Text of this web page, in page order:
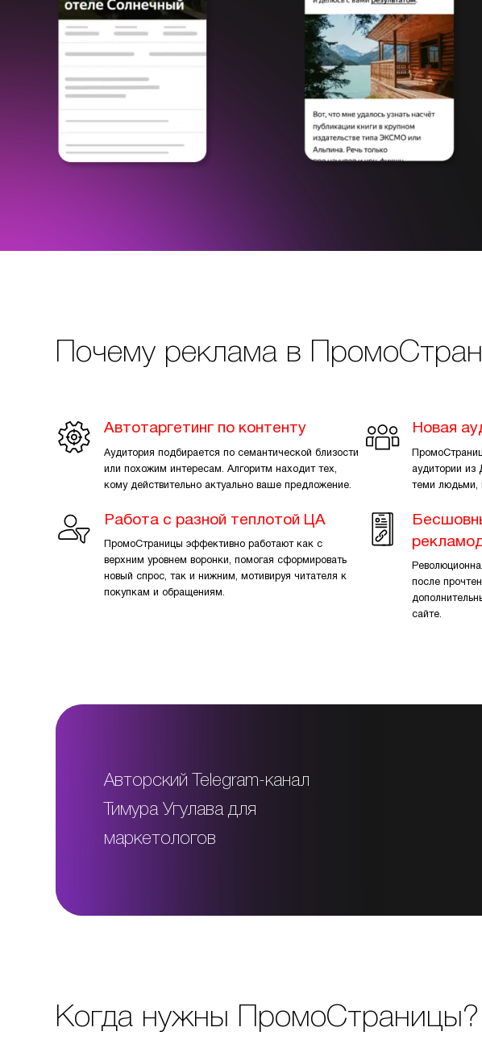
Почему реклама в
Автотаргетинг по контенту
Аудитория подбирается по семантической близости
или похожим интересам. Алгоритм находит тех,
кому действительно актуально ваше предложение.
Новая
аудитории из
теми людьми,
Работа с разной теплотой ЦА
ПромоСтраницы эффективно работают как с
верхним уровнем воронки, помогая сформировать
новый спрос, так и нижним, мотивируя читателя к
покупкам и обращениям.
после
сайте.
Авторский Telegram-канал
Тимура Угулава для
маркетологов
Когда нужны ПромоСтраницы?